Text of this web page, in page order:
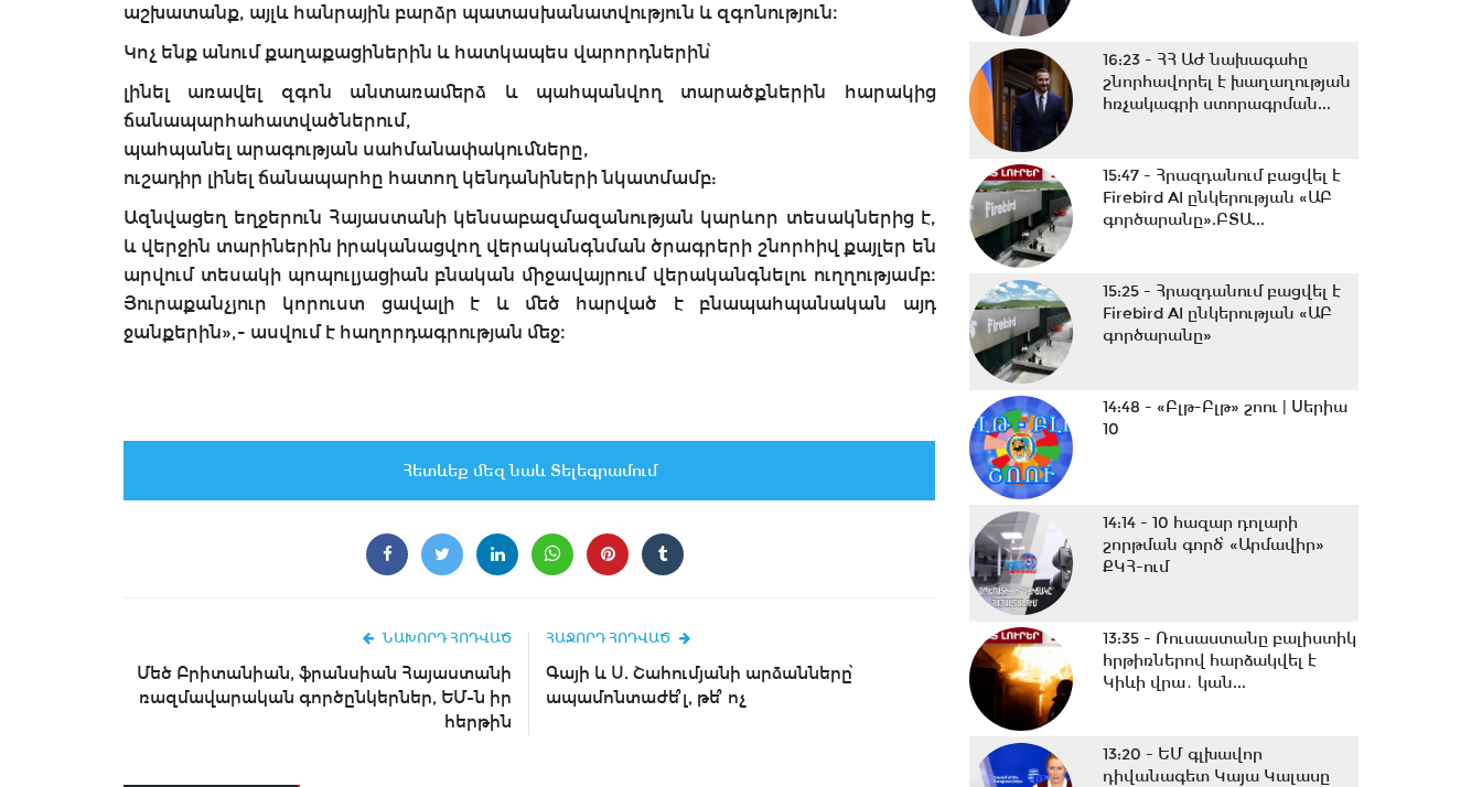
աշխատանք, այլև հանրային բարձր պատասխանատվություն և զգոնություն։
Կոչ ենք անում քաղաքացիներին և հատկապես վարորդներին՝
լինել առավել զգոն անտառամերձ և պահպանվող տարածքներին հարակից
ճանապարհահատվածներում,
պահպանել արագության սահմանափակումները,
ուշադիր լինել ճանապարհը հատող կենդանիների նկատմամբ:
Ազնվացեղ եղջերուն Հայաստանի կենսաբազմազանության կարևոր տեսակներից է,
և վերջին տարիներին իրականացվող վերականգնման ծրագրերի շնորհիվ քայլեր են
արվում տեսակի պոպուլյացիան բնական միջավայրում վերականգնելու ուղղությամբ։
Յուրաքանչյուր կորուստ ցավալի է և մեծ հարված է բնապահպանական այդ
ջանքերին»,- ասվում է հաղորդագրության մեջ։
Հետևեք մեզ նաև Տելեգրամում
ՆԱԽՈՐԴ ՀՈԴՎԱԾ
Մեծ Բրիտանիան, ֆրանսիան Հայաստանի
ռազմավարական գործընկերներ, ԵՄ-ն իր
հերթին
ՀԱՋՈՐԴ ՀՈԴՎԱԾ
Գայի և Ս. Շահումյանի արձանները՝
ապամոնտաժե՞լ, թե՞ ոչ
16:23 - ՀՀ ԱԺ նախագահը
շնորհավորել է խաղաղության
հռչակագրի ստորագրման...
15:47 - Հրազդանում բացվել է
Firebird AI ընկերության «ԱԲ
գործարանը».ԲՏԱ...
15:25 - Հրազդանում բացվել է
Firebird AI ընկերության «ԱԲ
գործարանը»
14:48 - «Բլթ-Բլթ» շոու | Սերիա
10
14:14 - 10 հազար դոլարի
շորթման գործ՝ «Արմավիր»
ՔԿՀ-ում
13:35 - Ռուսաստանը բալիստիկ
հրթիռներով հարձակվել է
Կիևի վրա․ կան...
13:20 - ԵՄ գլխավոր
դիվանագետ Կայա Կալասը